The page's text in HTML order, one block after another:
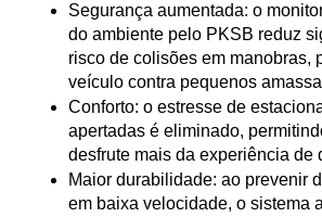
Segurança aumentada: o
do ambiente pelo PKSB reduz
risco de colisões em manobras,
veículo contra pequenos
Conforto: o estresse de
apertadas é eliminado,
desfrute mais da experiência de
Maior durabilidade: ao prevenir
em baixa velocidade, o sistema